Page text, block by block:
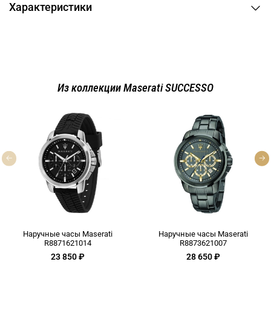
Характеристики
Из коллекции Maserati SUCCESSO
Наручные часы Maserati
R8871621014
23 850 ₽
Наручные часы Maserati
R8873621007
28 650 ₽